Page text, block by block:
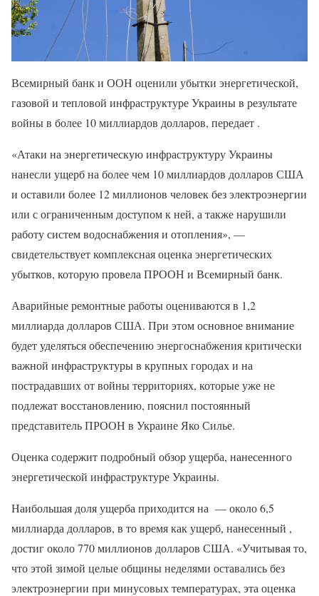
Всемирный банк и ООН оценили убытки энергетической,
газовой и тепловой инфраструктуре Украины в результате
войны в более 10 миллиардов долларов, передает .
«Атаки на энергетическую инфраструктуру Украины
нанесли ущерб на более чем 10 миллиардов долларов США
и оставили более 12 миллионов человек без электроэнергии
или с ограниченным доступом к ней, а также нарушили
работу систем водоснабжения и отопления», —
свидетельствует комплексная оценка энергетических
убытков, которую провела ПРООН и Всемирный банк.
Аварийные ремонтные работы оцениваются в 1,2
миллиарда долларов США. При этом основное внимание
будет уделяться обеспечению энергоснабжения критически
важной инфраструктуры в крупных городах и на
пострадавших от войны территориях, которые уже не
подлежат восстановлению, пояснил постоянный
представитель ПРООН в Украине Яко Силье.
Оценка содержит подробный обзор ущерба, нанесенного
энергетической инфраструктуре Украины.
Наибольшая доля ущерба приходится на — около 6,5
миллиарда долларов, в то время как ущерб, нанесенный ,
достиг около 770 миллионов долларов США. «Учитывая то,
что этой зимой целые общины неделями оставались без
электроэнергии при минусовых температурах, эта оценка